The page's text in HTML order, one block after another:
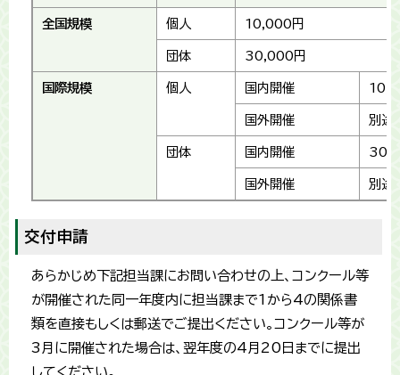
全国規模 個人 10,000円
団体 30,000円
国際規模 個人 国内開催
国外開催 別途
団体 国内開催
国外開催 別途
交付申請
あらかじめ下記担当課にお問い合わせの上、コンクール等
が開催された同一年度内に担当課まで1から4の関係書
類を直接もしくは郵送でご提出ください。コンクール等が
3月に開催された場合は、翌年度の4月20日までに提出
してください。